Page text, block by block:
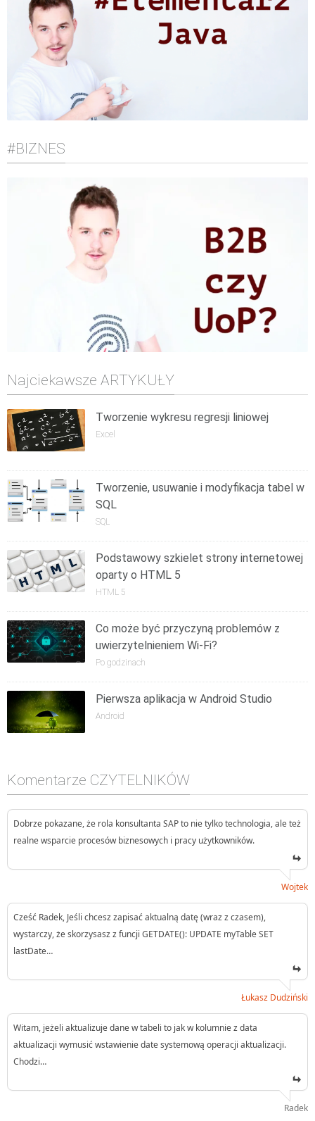
#BIZNES
Najciekawsze ARTYKUŁY
Tworzenie wykresu regresji liniowej
Excel
Tworzenie, usuwanie i modyfikacja tabel w
SQL
SQL
Podstawowy szkielet strony internetowej
oparty o HTML 5
HTML 5
Co może być przyczyną problemów z
uwierzytelnieniem Wi-Fi?
Po godzinach
Pierwsza aplikacja w Android Studio
Android
Komentarze CZYTELNIKÓW
Dobrze pokazane, że rola konsultanta SAP to nie tylko technologia, ale też
realne wsparcie procesów biznesowych i pracy użytkowników.
Wojtek
Cześć Radek, Jeśli chcesz zapisać aktualną datę (wraz z czasem),
wystarczy, że skorzysasz z funcji GETDATE(): UPDATE myTable SET
lastDate…
Łukasz Dudziński
Witam, jeżeli aktualizuje dane w tabeli to jak w kolumnie z data
aktualizacji wymusić wstawienie date systemową operacji aktualizacji.
Chodzi…
Radek